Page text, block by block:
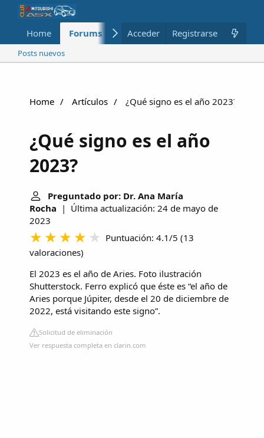
Home Forums Nuevo Miembros
Acceder Registrarse
Posts nuevos
Home Artículos ¿Qué signo es el año 2023?
¿Qué signo es el año
2023?
Preguntado por: Dr. Ana María
Rocha | Última actualización: 24 de mayo de
2023
Puntuación: 4.1/5 (13
valoraciones)
El 2023 es el año de Aries. Foto ilustración
Shutterstock. Ferro explicó que éste es “el año de
Aries porque Júpiter, desde el 20 de diciembre de
2022, está visitando este signo”.
Solicitud de eliminación
Ver respuesta completa en clarin.com